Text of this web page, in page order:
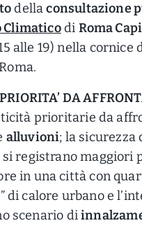
dellaconsultazione
di Roma
alle 19) nella cornice
DA
prioritarie da
alluvioni; la sicurezza
registrano maggiori
in una città con
” di calore urbano e
scenario di